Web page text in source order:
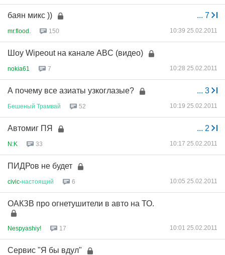
... 7
баян микс ))
mr.flood. 150 10:39 25.02.2011
Шоу Wipeout на канале ABC (видео)
nokia61 7 10:28 25.02.2011
... 3
А почему все азиаты узкоглазые?
Бешеный Трамвай 52 10:19 25.02.2011
... 2
Автомиг ПЯ
N:K 33 10:17 25.02.2011
ПИДРов не будет
civic-настоящий 6 10:05 25.02.2011
ОАКЗВ про огнетушители в авто на ТО.
Nespyashiy! 17 10:01 25.02.2011
Сервис "Я бы вдул"